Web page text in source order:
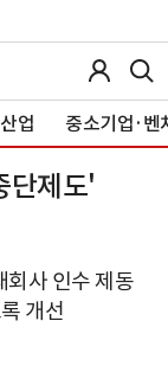
산업 중소기업·벤
단제도'
회사 인수 제동
개선